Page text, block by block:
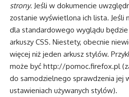
strony. Jeśli w dokumencie
zostanie wyświetlona ich lista. Jeśli
dla standardowego wyglądu
arkuszy CSS. Niestety, obecnie
więcej niż jeden arkusz stylów.
może być http://pomoc.firefox.pl
do samodzielnego sprawdzenia jej
ustawieniach używanych stylów).